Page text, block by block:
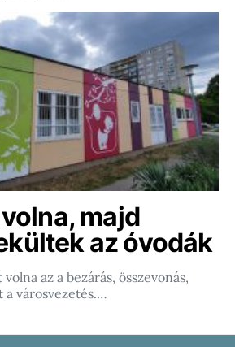
majd
az óvodák
az a bezárás, összevonás,
városvezetés.…